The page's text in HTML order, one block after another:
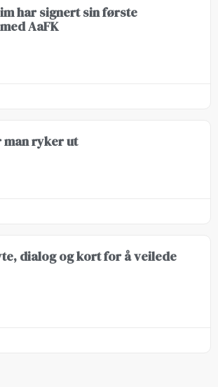
har signert sin første
AaFK
ryker ut
dialog og kort for å veilede